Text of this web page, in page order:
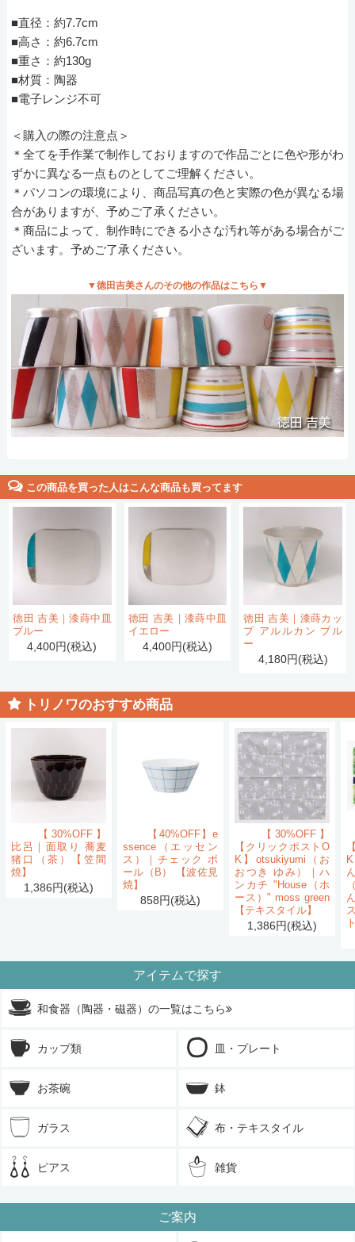
■直径：約7.7cm
■高さ：約6.7cm
■重さ：約130g
■材質：陶器
■電子レンジ不可
＜購入の際の注意点＞
＊全てを手作業で制作しておりますので作品ごとに色や形がわ
ずかに異なる一点ものとしてご理解ください。
＊パソコンの環境により、商品写真の色と実際の色が異なる場
合がありますが、予めご了承ください。
＊商品によって、制作時にできる小さな汚れ等がある場合がご
ざいます。予めご了承ください。
▼徳田吉美さんのその他の作品はこちら▼
この商品を買った人はこんな商品も買ってます
徳田 吉美｜漆蒔中皿
ブルー
4,400円(税込)
徳田 吉美｜漆蒔中皿
イエロー
4,400円(税込)
徳田 吉美｜漆蒔カッ
プ アルルカン ブル
ー
4,180円(税込)
トリノワのおすすめ商品
【30%OFF】
比呂｜面取り 蕎麦
猪口（茶）【笠間
焼】
1,386円(税込)
【40%OFF】e
ssence（エッセン
ス）｜チェック ボ
ール（B） 【波佐見
焼】
858円(税込)
【30%OFF】
【クリックポストO
K】otsukiyumi（お
おつき ゆみ）｜ハ
ンカチ "House（ホ
ース）" moss green
【テキスタイル】
1,386円(税込)
アイテムで探す
和食器（陶器・磁器）の一覧はこちら
カップ類 皿・プレート
お茶碗 鉢
ガラス 布・テキスタイル
ピアス 雑貨
ご案内